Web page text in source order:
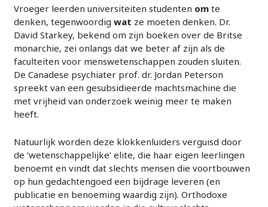
Vroeger leerden universiteiten studenten omte
denken, tegenwoordigwat ze moeten denken. Dr.
David Starkey, bekend om zijn boeken over de Britse
monarchie, zei onlangs dat we beter af zijn als de
faculteiten voor menswetenschappen zouden sluiten.
De Canadese psychiater prof. dr. Jordan Peterson
spreekt van een gesubsidieerde machtsmachine die
met vrijheid van onderzoek weinig meer te maken
heeft.
Natuurlijk worden deze klokkenluiders verguisd door
de ‘wetenschappelijke’ elite, die haar eigen leerlingen
benoemt en vindt dat slechts mensen die voortbouwen
op hun gedachtengoed een bijdrage leveren (en
publicatie en benoeming waardig zijn). Orthodoxe